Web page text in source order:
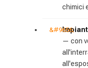
chimici
— con